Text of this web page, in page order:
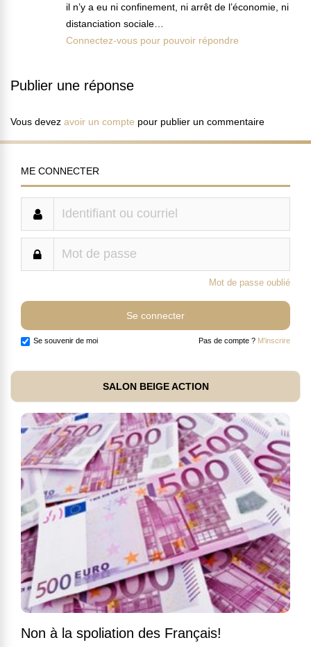
il n’y a eu ni confinement, ni arrêt de l’économie, ni
distanciation sociale…
Connectez-vous pour pouvoir répondre
Publier une réponse
Vous devez avoir un compte pour publier un commentaire
ME CONNECTER
Mot de passe oublié
Se souvenir de moi Pas de compte ? M'inscrire
SALON BEIGE ACTION
Non à la spoliation des Français!